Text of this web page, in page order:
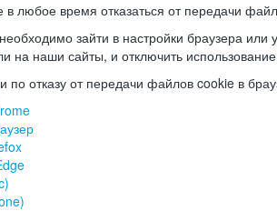
любое время отказаться от передачи
зайти в настройки браузера или
на наши сайты, и отключить
по отказу от передачи файлов cookie в